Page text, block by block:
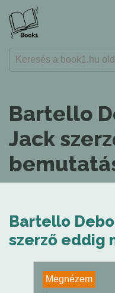
Bartello
Jack
Bartello
szerző eddig
Megnézem